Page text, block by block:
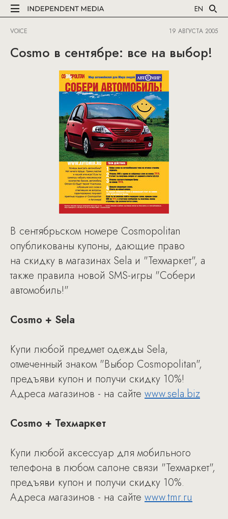
EN
VOICE 19 АВГУСТА 2005
Cosmo в сентябре: все на выбор!
В сентябрьском номере Cosmopolitan
опубликованы купоны, дающие право
на скидку в магазинах Sela и "Техмаркет", а
также правила новой SMS-игры "Собери
автомобиль!"
Cosmo + Sela
Купи любой предмет одежды Sela,
отмеченный знаком "Выбор Cosmopolitan",
предъяви купон и получи скидку 10%!
Адреса магазинов - на сайте www.sela.biz
Cosmo + Техмаркет
Купи любой аксессуар для мобильного
телефона в любом салоне связи "Техмаркет",
предъяви купон и получи скидку 10%.
Адреса магазинов - на сайте www.tmr.ru